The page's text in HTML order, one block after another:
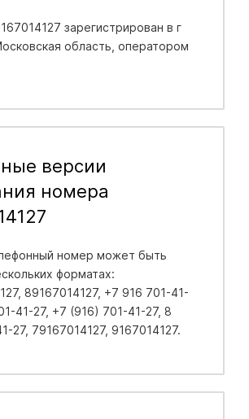
зарегистрирован в г
область , оператором
версии
номера
номер может быть
форматах:
89167014127, +7 916 701-41-
41-27, +7 (916) 701-41-27, 8
27, 79167014127, 9167014127.